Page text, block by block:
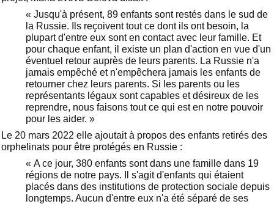
« Jusqu'à présent, 89 enfants sont restés dans le sud de
la Russie. Ils reçoivent tout ce dont ils ont besoin, la
plupart d'entre eux sont en contact avec leur famille. Et
pour chaque enfant, il existe un plan d'action en vue d'un
éventuel retour auprès de leurs parents. La Russie n'a
jamais empêché et n'empêchera jamais les enfants de
retourner chez leurs parents. Si les parents ou les
représentants légaux sont capables et désireux de les
reprendre, nous faisons tout ce qui est en notre pouvoir
pour les aider. »
Le 20 mars 2022 elle ajoutait à propos des enfants retirés des
orphelinats pour être protégés en Russie :
« A ce jour, 380 enfants sont dans une famille dans 19
régions de notre pays. Il s'agit d'enfants qui étaient
placés dans des institutions de protection sociale depuis
longtemps. Aucun d'entre eux n'a été séparé de ses